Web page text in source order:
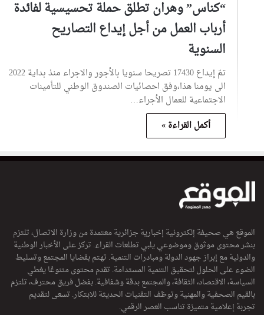
“كناس” وهران تطلق حملة تحسيسية لفائدة
أرباب العمل من أجل إيداع التصاريح
السنوية
تمّ إيداع 17430 تصريحا سنويا بالأجور والاجراء منذ بداية 2022
الى يومنا هذا،وفق احصائيات الصندوق الوطني للتأمينات
الاجتماعية للعمال الأجراء…
أكمل القراءة »
الموقع هي صحيفة إلكترونية إخبارية جزائرية معتمدة من وزارة الاتصال، تلتزم
بنشر محتوى موثوق وموضوعي يلبي تطلعات القراء. تركز على الأخبار الوطنية
والدولية مع إبراز جهود الدولة ومبادرات التنمية. تهتم بقضايا المجتمع وتسليط
الضوء على الحلول لتحقيق التنمية المستدامة. تقدم محتوى متنوعًا يغطي
السياسة، الاقتصاد، الثقافة، والمجتمع بدقة وشفافية. بفضل فريق محترف، تلتزم
بالقيم الصحفية والمهنية وتوظف التقنيات الحديثة للابتكار. تسعى لتقديم
تجربة إعلامية متميزة تناسب العصر الرقمي.